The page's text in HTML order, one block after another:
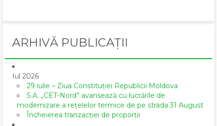
ARHIVĂ PUBLICAȚII
Iul 2026
29 iulie – Ziua Constituției Republicii Moldova
S.A. „CET-Nord” avansează cu lucrările de
modernizare a rețelelor termice de pe strada 31 August
Încheierea tranzacției de proporții